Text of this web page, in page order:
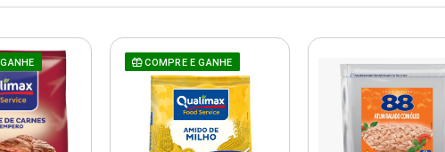
COMPRE E GANHE